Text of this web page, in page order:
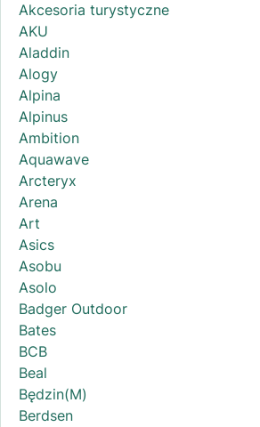
Akcesoria turystyczne
AKU
Aladdin
Alogy
Alpina
Alpinus
Ambition
Aquawave
Arcteryx
Arena
Art
Asics
Asobu
Asolo
Badger Outdoor
Bates
BCB
Beal
Będzin(M)
Berdsen